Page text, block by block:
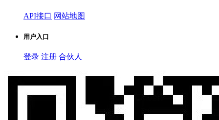
API接口 网站地图
用户入口
登录 注册 合伙人